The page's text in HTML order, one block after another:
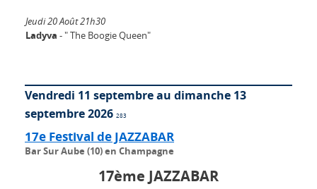
Jeudi 20 Août 21h30
Ladyva - " The Boogie Queen"
Vendredi 11 septembre au dimanche 13
septembre 2026 283
17e Festival de JAZZABAR
Bar Sur Aube (10) en Champagne
17ème JAZZABAR